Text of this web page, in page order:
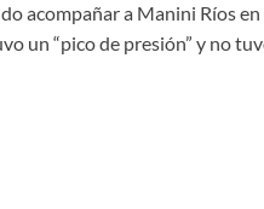
acompañar a Manini Ríos en
un “pico de presión” y no